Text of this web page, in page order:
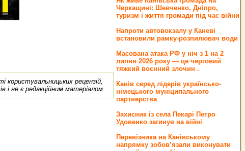
користувальницьких рецензій,
і не є редакційним матеріалом
Черкащині: Шевченко, Дніпро,
туризм і життя громади під час війни
Напроти автовокзалу у Каневі
встановили рамку-розпилювач води
Масована атака РФ у ніч з 1 на 2
липня 2026 року — це черговий
тяжкий воєнний злочин .
Канів серед лідерів українсько-
німецького муніципального
партнерства
Захисник із села Пекарі Петро
Удовенко загинув на війні
Перевізника на Канівському
напрямку зобов’язали виконувати